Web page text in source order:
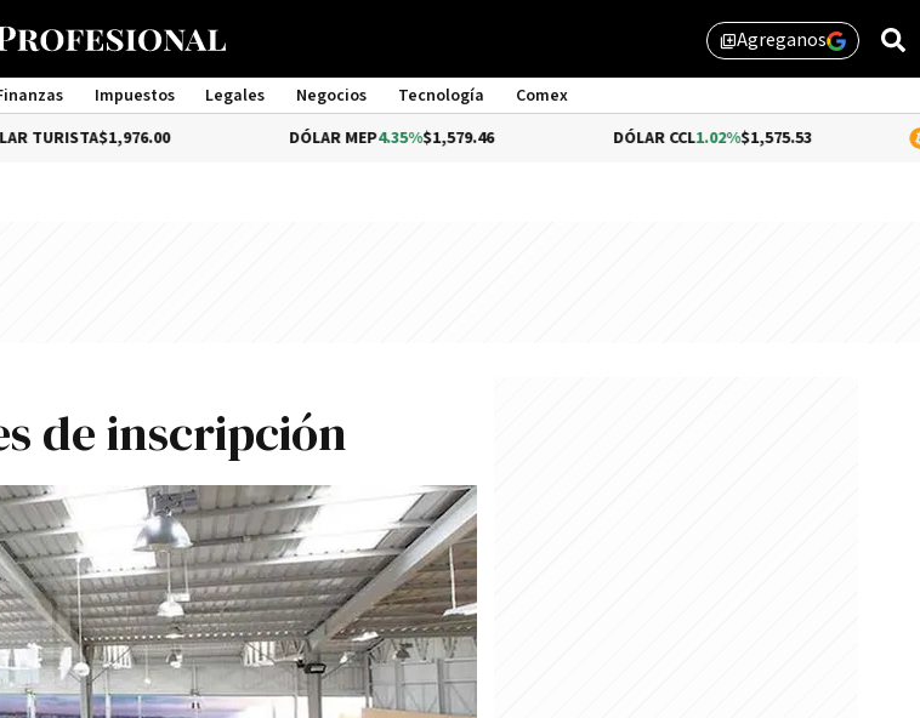
library_addAgreganos
Impuestos Legales Negocios Tecnología
Comex
Management
$1,976.00 DÓLAR MEP4.35%$1,579.46 1.02%$1,575.53 BITCOIN
de inscripción